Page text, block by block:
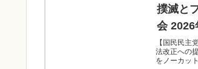
撲滅と
会 2026
【国民民主
法改正への
をノーカッ